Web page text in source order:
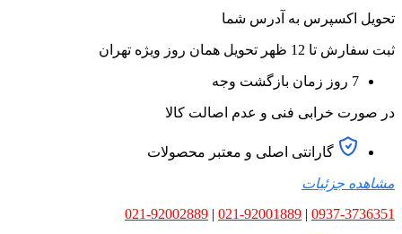
تحویل اکسپرس به آدرس شما
ثبت سفارش تا 12 ظهر تحویل همان روز ویژه تهران
7 روز زمان بازگشت وجه
در صورت خرابی فنی و عدم اصالت کالا
گارانتی اصلی و معتبر محصولات
مشاهده جزئیات
0937-3736351
|
021-92001889
|
021-92002889